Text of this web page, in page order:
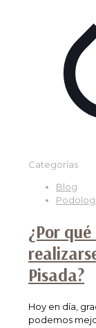
Categorías
Blog
¿Por
Pisada?
Hoy en día,
podemos